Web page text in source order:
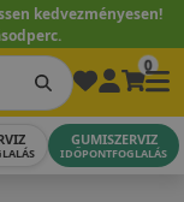
kedvezményesen!
0
GUMISZERVIZ
IDŐPONTFOGLALÁS